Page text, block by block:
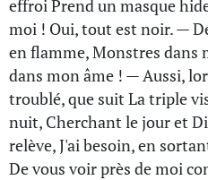
effroi Prend un masque
moi ! Oui, tout est noir. —
en flamme, Monstres dans
dans mon âme ! — Aussi,
troublé, que suit La triple
nuit, Cherchant le jour et
relève, J'ai besoin, en
De vous voir près de moi